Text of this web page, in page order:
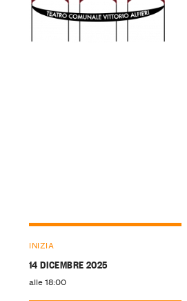
INIZIA
14 DICEMBRE 2025
alle 18:00